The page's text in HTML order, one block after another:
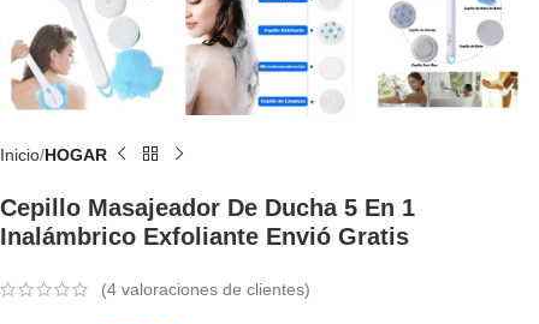
Inicio HOGAR
Cepillo Masajeador De Ducha 5 En 1
Inalámbrico Exfoliante Envió Gratis
(4 valoraciones de clientes)